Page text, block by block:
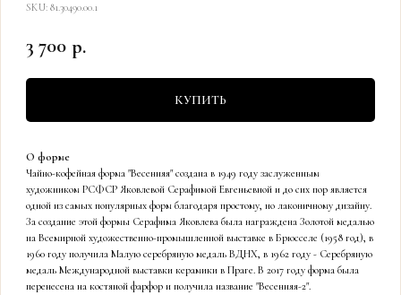
SKU: 81.30490.00.1
3 700 р.
КУПИТЬ
О форме
Чайно-кофейная форма "Весенняя" создана в 1949 году заслуженным
художником РСФСР Яковлевой Серафимой Евгеньевной и до сих пор является
одной из самых популярных форм благодаря простому, но лаконичному дизайну.
За создание этой формы Серафима Яковлева была награждена Золотой медалью
на Всемирной художественно-промышленной выставке в Брюсселе (1958 год), в
1960 году получила Малую серебряную медаль ВДНХ, в 1962 году - Серебряную
медаль Международной выставки керамики в Праге. В 2017 году форма была
перенесена на костяной фарфор и получила название "Весенняя-2".